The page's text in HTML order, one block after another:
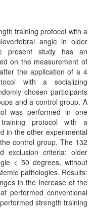
training protocol with a
angle in older
present study has an
on the measurement of
the application of a 4
with a socializing
chosen participants
and a control group. A
was performed in one
protocol with a
in the other experimental
control group. The 132
exclusion criteria: older
< 50 degrees, without
pathologies. Results:
in the increase of the
performed conventional
strength training